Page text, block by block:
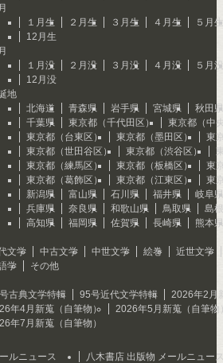
１月生
２月生 ３月生 ４月生
５月生
12月生
１月没
２月没 ３月没 ４月没
５月没
12月没
地
北海道
青森県 岩手県 宮城県
秋田県
千葉県
東京都（千代田区）
東京都（中
東京都（台東区）
東京都（墨田区）
東
東京都（世田谷区）
東京都（渋谷区）
東京都（練馬区）
東京都（板橋区）
東
東京都（葛飾区）
東京都（江東区）
東
新潟県
富山県 石川県 福井県
岐阜県
兵庫県
奈良県 和歌山県 鳥取県
島
高知県
福岡県 佐賀県 長崎県
熊本県
文学
中古文学 中世文学 絵巻
近世文学
学
その他
古典文学特輯
95号近代文学特輯
2026年2月
年4月新蒐（自筆物）
2026年5月新蒐（自筆物
年7月新蒐（自筆物）
ルニュース 八木書店 出版物 メールニュー